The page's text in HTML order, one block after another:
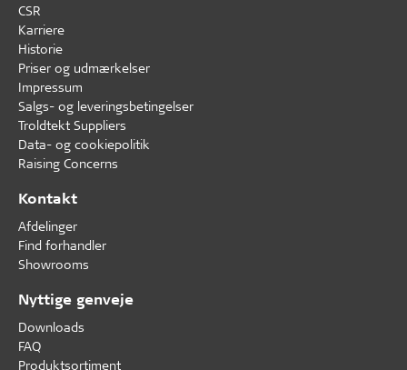
CSR
Karriere
Historie
Priser og udmærkelser
Impressum
Salgs- og leveringsbetingelser
Troldtekt Suppliers
Data- og cookiepolitik
Raising Concerns
Kontakt
Afdelinger
Find forhandler
Showrooms
Nyttige genveje
Downloads
FAQ
Produktsortiment